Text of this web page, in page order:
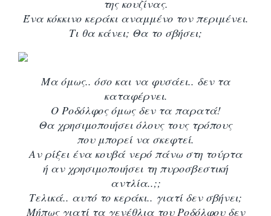
της κουζίνας.
Ένα κόκκινο κεράκι αναμμένο τον περιμένει.
Τι θα κάνει; Θα το σβήσει;
Μα όμως.. όσο και να φυσάει.. δεν τα
καταφέρνει.
Ο Ροδόλφος όμως δεν τα παρατά!
Θα χρησιμοποιήσει όλους τους τρόπους
που μπορεί να σκεφτεί.
Αν ρίξει ένα κουβά νερό πάνω στη τούρτα
ή αν χρησιμοποιήσει τη πυροσβεστική
αντλία..;;
Τελικά.. αυτό το κεράκι.. γιατί δεν σβήνει;
Μήπως γιατί τα γενέθλια του Ροδόλφου δεν